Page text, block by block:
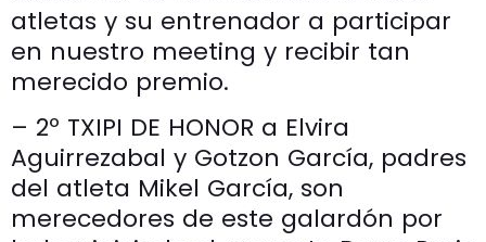
atletas y su entrenador a participar
en nuestro meeting y recibir tan
merecido premio.
– 2º TXIPI DE HONOR a Elvira
Aguirrezabal y Gotzon García, padres
del atleta Mikel García, son
merecedores de este galardón por